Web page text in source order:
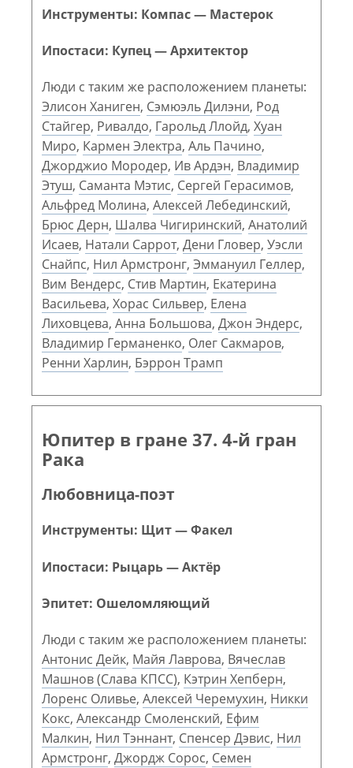
Инструменты: Компас — Мастерок
Ипостаси: Купец — Архитектор
Люди с таким же расположением планеты:
Элисон Ханиген, Сэмюэль Дилэни, Род
Стайгер, Ривалдо, Гарольд Ллойд, Хуан
Миро, Кармен Электра, Аль Пачино,
Джорджио Мородер, Ив Ардэн, Владимир
Этуш, Саманта Мэтис, Сергей Герасимов,
Альфред Молина, Алексей Лебединский,
Брюс Дерн, Шалва Чигиринский, Анатолий
Исаев, Натали Саррот, Дени Гловер, Уэсли
Снайпс, Нил Армстронг, Эммануил Геллер,
Вим Вендерс, Стив Мартин, Екатерина
Васильева, Хорас Сильвер, Елена
Лиховцева, Анна Большова, Джон Эндерс,
Владимир Германенко, Олег Сакмаров,
Ренни Харлин, Бэррон Трамп
Юпитер в гране 37. 4-й гран
Рака
Любовница-поэт
Инструменты: Щит — Факел
Ипостаси: Рыцарь — Актёр
Эпитет: Ошеломляющий
Люди с таким же расположением планеты:
Антонис Дейк, Майя Лаврова, Вячеслав
Машнов (Слава КПСС), Кэтрин Хепберн,
Лоренс Оливье, Алексей Черемухин, Никки
Кокс, Александр Смоленский, Ефим
Малкин, Нил Тэннант, Спенсер Дэвис, Нил
Армстронг, Джордж Сорос, Семен